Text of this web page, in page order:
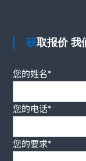
获取报价
您的姓名*
您的电话*
您的要求*